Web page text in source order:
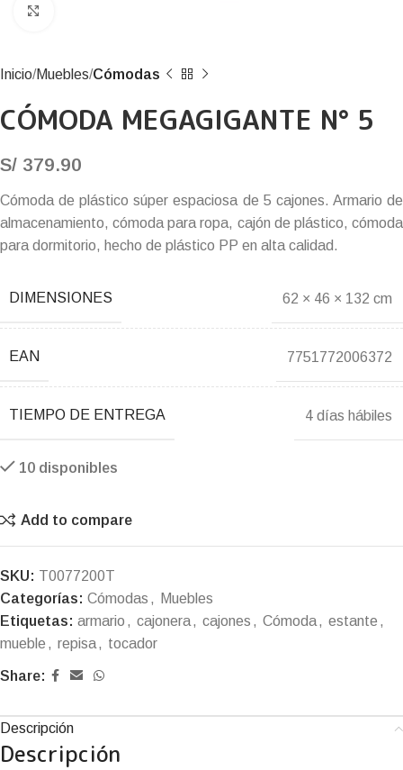
Inicio Muebles Cómodas
CÓMODA MEGAGIGANTE N° 5
S/ 379.90
Cómoda de plástico súper espaciosa de 5 cajones. Armario de
almacenamiento, cómoda para ropa, cajón de plástico, cómoda
para dormitorio, hecho de plástico PP en alta calidad.
DIMENSIONES 62 × 46 × 132 cm
EAN 7751772006372
TIEMPO DE ENTREGA 4 días hábiles
10 disponibles
Add to compare
SKU: T0077200T
Categorías: Cómodas ,
Muebles
Etiquetas: armario , cajonera, cajones , Cómoda, estante ,
mueble , repisa, tocador
Share:
Descripción
Descripción